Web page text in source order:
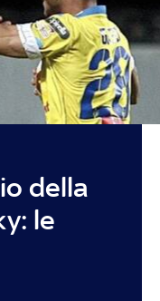
della
le